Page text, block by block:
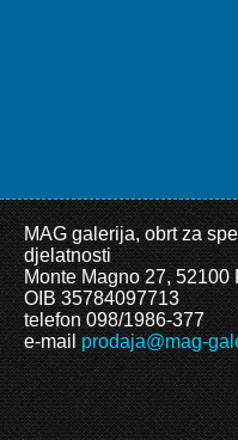
MAG galerija, obrt za
djelatnosti
Monte Magno 27,
OIB 35784097713
telefon 098/1986-377
e-mailprodaja@mag-